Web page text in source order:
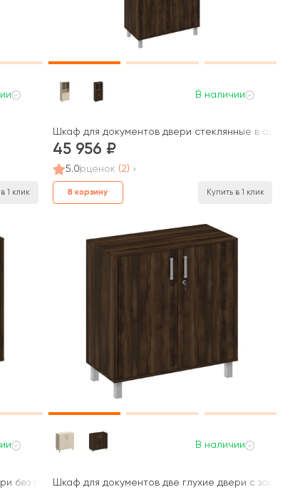
1 клик
В наличии
Шкаф для документов двери стеклянные в
45 956
5.0оценок (2)
В корзину Купить в 1 клик
без замка 90x45x94 Борн
В наличии
Шкаф для документов две глухие двери с